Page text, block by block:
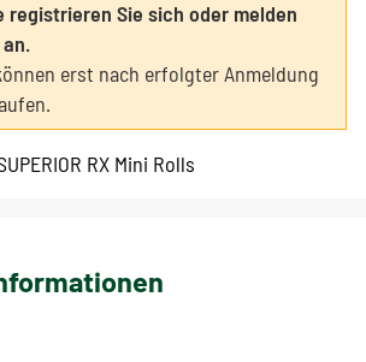
registrieren Sie sich oder melden
erst nach erfolgter Anmeldung
RX Mini Rolls